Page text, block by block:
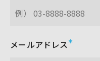
メールアドレス